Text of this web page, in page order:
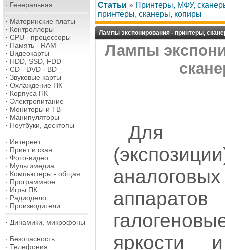
· Генеральная
· Материнские платы
· Контроллеры
· CPU - процессоры
· Память - RAM
· Видеокарты
· HDD, SSD, FDD
· CD - DVD - BD
· Звуковые карты
· Охлаждение ПК
· Корпуса ПК
· Электропитание
· Мониторы и ТВ
· Манипуляторы
· Ноутбуки, десктопы
· Интернет
· Принт и скан
· Фото-видео
· Мультимедиа
· Компьютеры - общая
· Программное
· Игры ПК
· Радиодело
· Производители
· Динамики, микрофоны
· Безопасность
· Телефония
Статьи » Принтеры, МФУ,
принтеры, сканеры, копиры
Лампы экспонирования - принтеры,
Лампы
Для
яркости